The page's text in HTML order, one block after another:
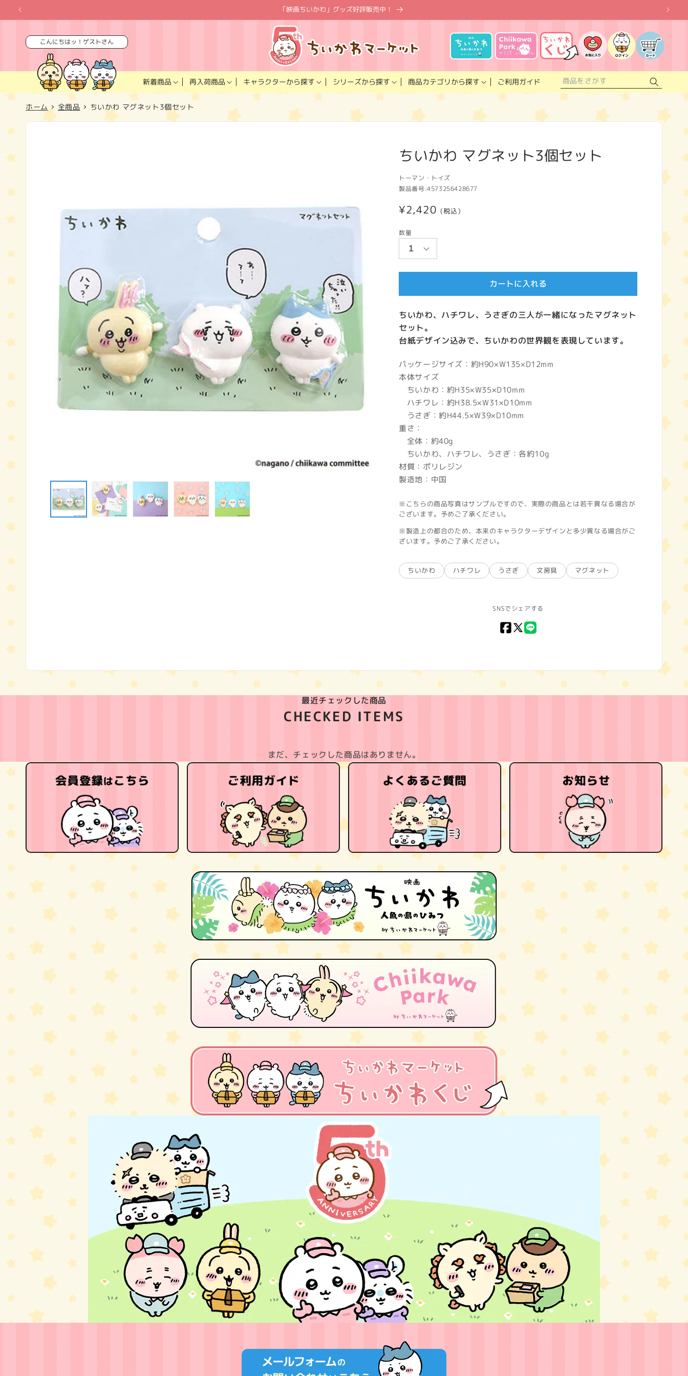
ンツに
進む
「映画ちいかわ」グッズ好評販売中！
こんにちはッ！ゲストさん
新着商品 再入荷商品 キャラクターから探す シリーズから探す 商品カテゴリから探す ご利用ガイド
入
り
ス
ト
グ
イ
カ
ー
ト
ホーム 全商品 ちいかわ マグネット3個セット
ー
ダ
ル
で
ちいかわ マグネット3個セット
トーマン・トイズ
製品番号:4573256428677
通
価
格
¥2,420 (税込)
数量
カートに入れる
ちいかわ、ハチワレ、うさぎの三人が一緒になったマグネット
セット。
台紙デザイン込みで、ちいかわの世界観を表現しています。
パッケージサイズ：約H90×W135×D12mm
本体サイズ
ちいかわ：約H35×W35×D10mm
ハチワレ：約H38.5×W31×D10mm
うさぎ：約H44.5×W39×D10mm
重さ：
全体：約40g
ちいかわ、ハチワレ、うさぎ：各約10g
材質：ポリレジン
製造地：中国
※こちらの商品写真はサンプルですので、実際の商品とは若干異なる場合が
ございます。予めご了承ください。
※製造上の都合のため、本来のキャラクターデザインと多少異なる場合がご
ざいます。予めご了承ください。
ちいかわ ハチワレ うさぎ 文房具 マグネット
SNSでシェアする
Facebook
X
最近チェックした商品
CHECKED ITEMS
まだ、チェックした商品はありません。